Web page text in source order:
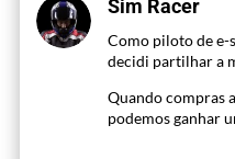
Sim Racer
Como piloto de e-
decidi partilhar a
Quando compras
podemos ganhar